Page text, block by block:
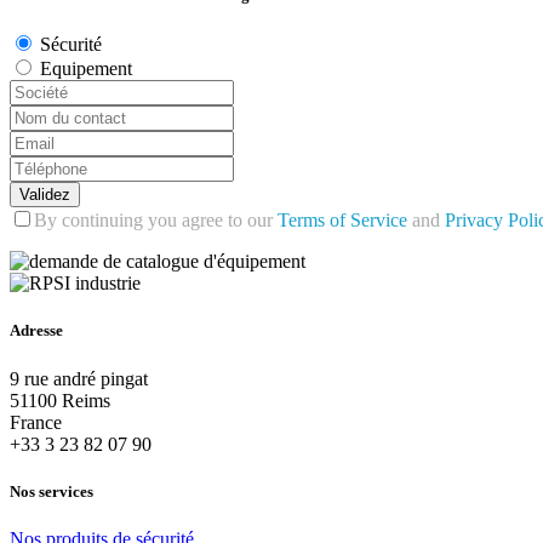
Sécurité
Equipement
Validez
By continuing you agree to our Terms of Service and Privacy
Adresse
9 rue andré pingat
51100 Reims
France
+33 3 23 82 07 90
Nos services
Nos produits de sécurité